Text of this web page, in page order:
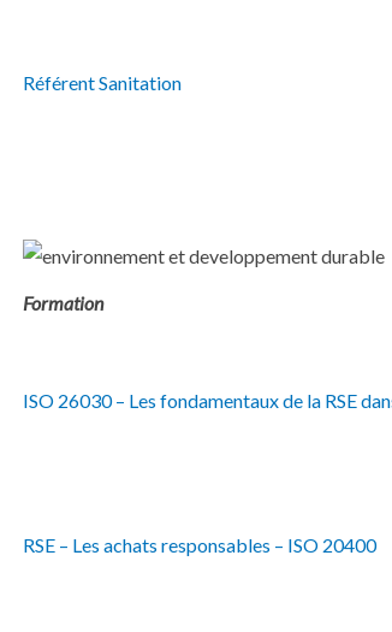
Référent Sanitation
Formation
ISO 26030 – Les fondamentaux de la RSE
RSE – Les achats responsables – ISO 20400